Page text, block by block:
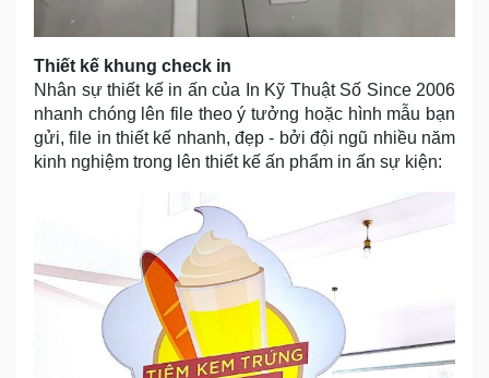
Thiết kế khung check in
Nhân sự thiết kế in ấn của In Kỹ Thuật Số Since 2006
nhanh chóng lên file theo ý tưởng hoặc hình mẫu bạn
gửi, file in thiết kế nhanh, đẹp - bởi đội ngũ nhiều năm
kinh nghiệm trong lên thiết kế ấn phẩm in ấn sự kiện: